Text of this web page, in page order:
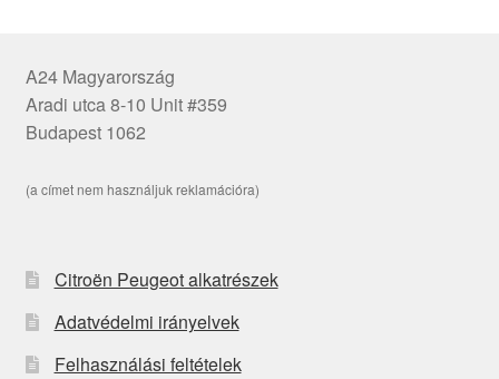
A24 Magyarország
Aradi utca 8-10 Unit #359
Budapest 1062
(a címet nem használjuk reklamációra)
Citroën Peugeot alkatrészek
Adatvédelmi irányelvek
Felhasználási feltételek